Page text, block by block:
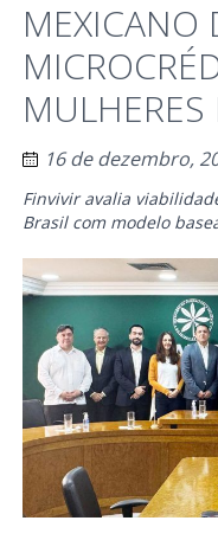
MEXICANO
MULHERES
16 de dezembro,
Finvivir avalia
Brasil com modelo